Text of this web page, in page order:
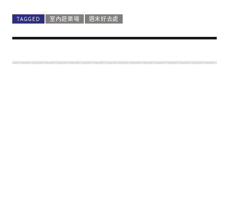
TAGGED 室內遊樂場 週末好去處